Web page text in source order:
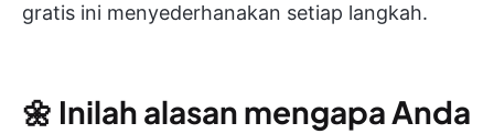
gratis ini menyederhanakan setiap langkah.
🌼 Inilah alasan mengapa Anda